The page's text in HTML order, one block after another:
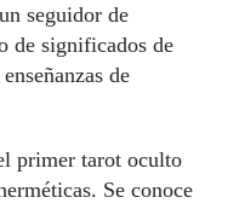
seguidor de
de significados de
de
primer tarot oculto
Se conoce